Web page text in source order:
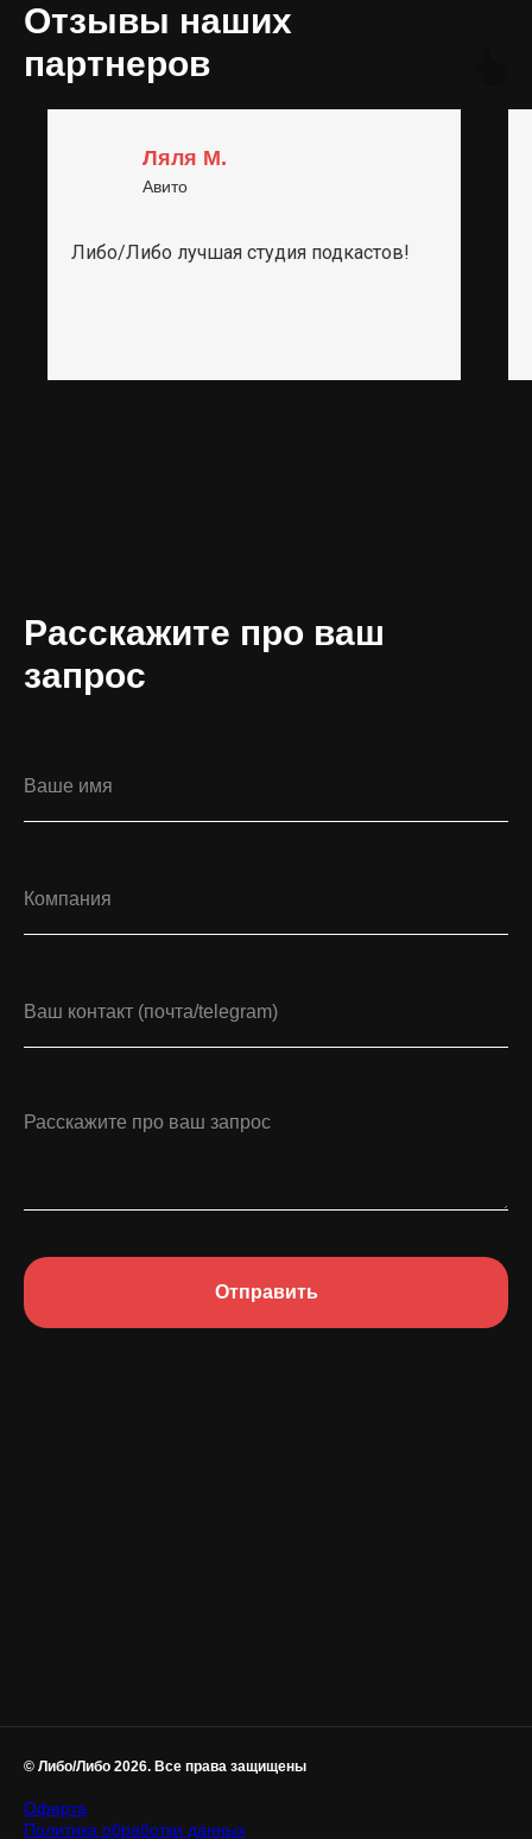
Отзывы наших
партнеров
Ляля М.
Авито
Либо/Либо лучшая студия подкастов!
Расскажите про ваш
запрос
Отправить
© Либо/Либо 2026. Все права защищены
Оферта
Политика обработки данных